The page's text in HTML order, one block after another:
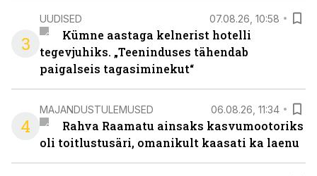
3
UUDISED 07.08.26, 10:58
Kümne aastaga kelnerist hotelli
tegevjuhiks. „Teeninduses tähendab
paigalseis tagasiminekut“
4
MAJANDUSTULEMUSED 06.08.26, 11:34
Rahva Raamatu ainsaks kasvumootoriks
oli toitlustusäri, omanikult kaasati ka laenu